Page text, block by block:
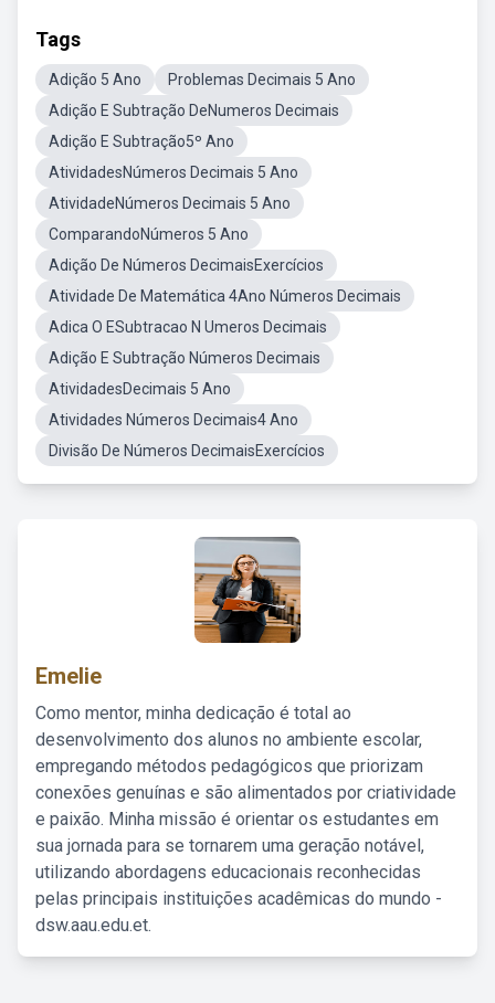
Tags
Adição 5 Ano
Problemas Decimais 5 Ano
Adição E Subtração DeNumeros Decimais
Adição E Subtração5º Ano
AtividadesNúmeros Decimais 5 Ano
AtividadeNúmeros Decimais 5 Ano
ComparandoNúmeros 5 Ano
Adição De Números DecimaisExercícios
Atividade De Matemática 4Ano Números Decimais
Adica O ESubtracao N Umeros Decimais
Adição E Subtração Números Decimais
AtividadesDecimais 5 Ano
Atividades Números Decimais4 Ano
Divisão De Números DecimaisExercícios
Emelie
Como mentor, minha dedicação é total ao
desenvolvimento dos alunos no ambiente escolar,
empregando métodos pedagógicos que priorizam
conexões genuínas e são alimentados por criatividade
e paixão. Minha missão é orientar os estudantes em
sua jornada para se tornarem uma geração notável,
utilizando abordagens educacionais reconhecidas
pelas principais instituições acadêmicas do mundo -
dsw.aau.edu.et.